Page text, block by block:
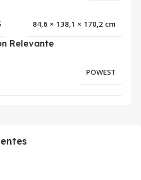
84,6 × 138,1 × 170,2 cm
Relevante
POWEST